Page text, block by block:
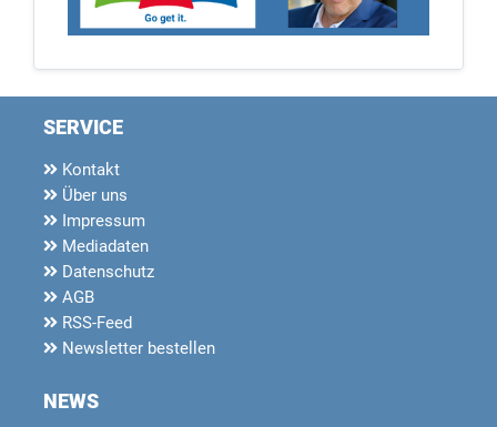
SERVICE
Kontakt
Über uns
Impressum
Mediadaten
Datenschutz
AGB
RSS-Feed
Newsletter bestellen
NEWS